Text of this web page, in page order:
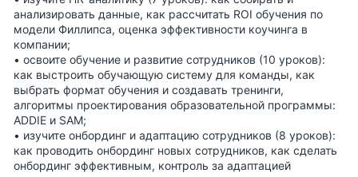
анализировать данные, как рассчитать ROI обучения по
модели Филлипса, оценка эффективности коучинга в
компании;
• освоите обучение и развитие сотрудников (10 уроков):
как выстроить обучающую систему для команды, как
выбрать формат обучения и создавать тренинги,
алгоритмы проектирования образовательной программы:
ADDIE и SAM;
• изучите онбординг и адаптацию сотрудников (8 уроков):
как проводить онбординг новых сотрудников, как сделать
онбординг эффективным, контроль за адаптацией